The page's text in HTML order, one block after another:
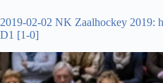
–
hdm
D1
2]
2019-02-02 NK Zaalhockey 2019:
D1 [1-0]